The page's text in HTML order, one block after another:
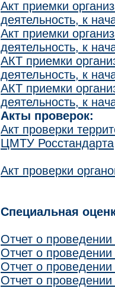
Акт приемки
деятельность, к
Акт приемки
деятельность, к
АКТ приемки
деятельность, к
АКТ приемки
деятельность, к
Акты проверок:
Акт проверки
ЦМТУ Росстандарта
Акт проверки
Специальная
Отчет о
Отчет о
Отчет о
Отчет о